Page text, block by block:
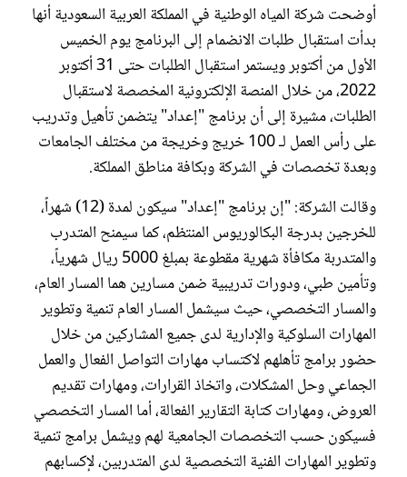
أوضحت شركة المياه الوطنية في المملكة العربية السعودية أنها
بدأت استقبال طلبات الانضمام إلى البرنامج يوم الخميس
الأول من أكتوبر ويستمر استقبال الطلبات حتى 31 أكتوبر
2022، من خلال المنصة الإلكترونية المخصصة لاستقبال
الطلبات، مشيرة إلى أن برنامج "إعداد" يتضمن تأهيل وتدريب
على رأس العمل لـ 100 خريج وخريجة من مختلف الجامعات
وبعدة تخصصات في الشركة وبكافة مناطق المملكة.
وقالت الشركة: "إن برنامج "إعداد" سيكون لمدة (12) شهراً،
للخرجين بدرجة البكالوريوس المنتظم، كما سيمنح المتدرب
والمتدربة مكافأة شهرية مقطوعة بمبلغ 5000 ريال شهرياً،
وتأمين طبي، ودورات تدريبية ضمن مسارين هما المسار العام،
والمسار التخصصي، حيث سيشمل المسار العام تنمية وتطوير
المهارات السلوكية والإدارية لدى جميع المشاركين من خلال
حضور برامج تأهلهم لاكتساب مهارات التواصل الفعال والعمل
الجماعي وحل المشكلات، واتخاذ القرارات، ومهارات تقديم
العروض، ومهارات كتابة التقارير الفعالة، أما المسار التخصصي
فسيكون حسب التخصصات الجامعية لهم ويشمل برامج تنمية
وتطوير المهارات الفنية التخصصية لدى المتدربين، لإكسابهم
غلاف رفمي